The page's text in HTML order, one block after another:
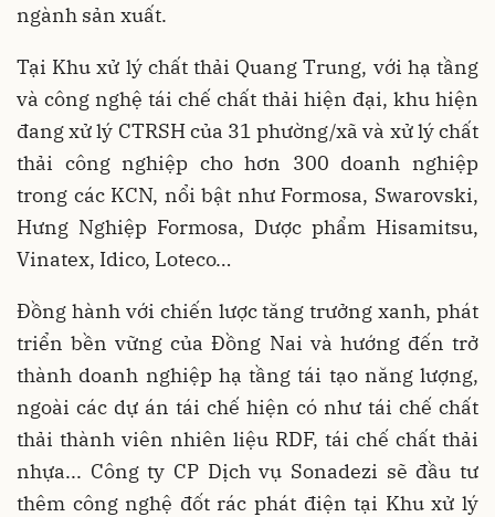
ngành sản xuất.
Tại Khu xử lý chất thải Quang Trung, với hạ tầng
và công nghệ tái chế chất thải hiện đại, khu hiện
đang xử lý CTRSH của 31 phường/xã và xử lý chất
thải công nghiệp cho hơn 300 doanh nghiệp
trong các KCN, nổi bật như Formosa, Swarovski,
Hưng Nghiệp Formosa, Dược phẩm Hisamitsu,
Vinatex, Idico, Loteco…
Đồng hành với chiến lược tăng trưởng xanh, phát
triển bền vững của Đồng Nai và hướng đến trở
thành doanh nghiệp hạ tầng tái tạo năng lượng,
ngoài các dự án tái chế hiện có như tái chế chất
thải thành viên nhiên liệu RDF, tái chế chất thải
nhựa... Công ty CP Dịch vụ Sonadezi sẽ đầu tư
thêm công nghệ đốt rác phát điện tại Khu xử lý